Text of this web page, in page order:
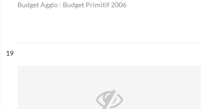
Budget Agglo : Budget Primitif 2006
n°
19